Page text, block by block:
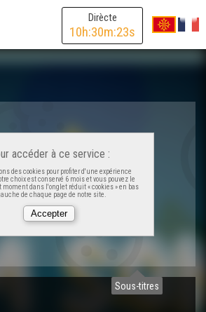
Dirècte
10h:30m:23s
Sous-titres
accéder à ce service :
des cookies pour profiter d'une expérience
choix est conservé 6 mois et vous pouvez le
moment dans l'onglet réduit « cookies » en bas
de chaque page de notre site.
de la maison - Manon Réchou - Som Som
- Fabiana Albert - Som Som
carrereta - Manon Réchou - Som Som
- Frédéric Taillefer - Som Som
- Marie-Laure Durrosier-Lasserre - Som